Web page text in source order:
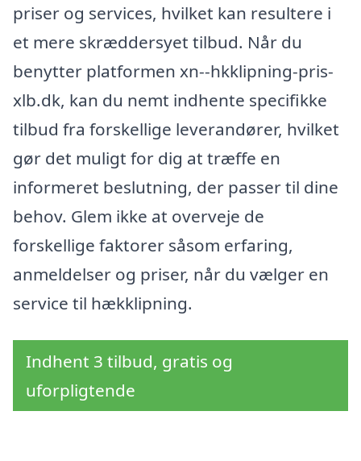
priser og services, hvilket kan resultere i
et mere skræddersyet tilbud. Når du
benytter platformen xn--hkklipning-pris-
xlb.dk, kan du nemt indhente specifikke
tilbud fra forskellige leverandører, hvilket
gør det muligt for dig at træffe en
informeret beslutning, der passer til dine
behov. Glem ikke at overveje de
forskellige faktorer såsom erfaring,
anmeldelser og priser, når du vælger en
service til hækklipning.
Indhent 3 tilbud, gratis og
uforpligtende